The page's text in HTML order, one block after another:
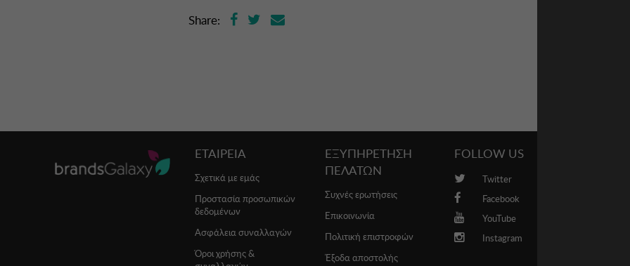
Share:
ΕΤΑΙΡΕΙΑ
Σχετικά με εμάς
Προστασία προσωπικών
δεδομένων
Ασφάλεια συναλλαγών
Όροι χρήσης &
ΕΞΥΠΗΡΕΤΗΣΗ
ΠΕΛΑΤΩΝ
Συχνές ερωτήσεις
Επικοινωνία
Πολιτική επιστροφών
Έξοδα αποστολής
FOLLOW US
Twitter
Facebook
YouTube
Instagram